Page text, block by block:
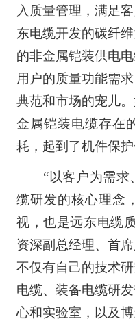
入质量管理，满足
东电缆开发的碳纤
的非金属铠装供电
用户的质量功能需
典范和市场的宠儿
金属铠装电缆存在
耗，起到了机件保
“以客户为需求
缆研发的核心理念
视，也是远东电缆
资深副总经理、首
不仅有自己的技术
电缆、装备电缆研
心和实验室，以及